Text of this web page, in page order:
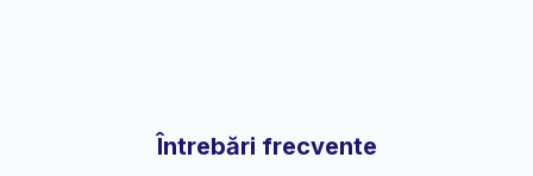
Întrebări frecvente